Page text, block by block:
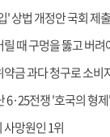
' 상법 개정안 국회 제출
때 구멍을 뚫고 버려
금 과다 청구로 소비
쟁 '호국의 형제'···대전현
망원인 1위